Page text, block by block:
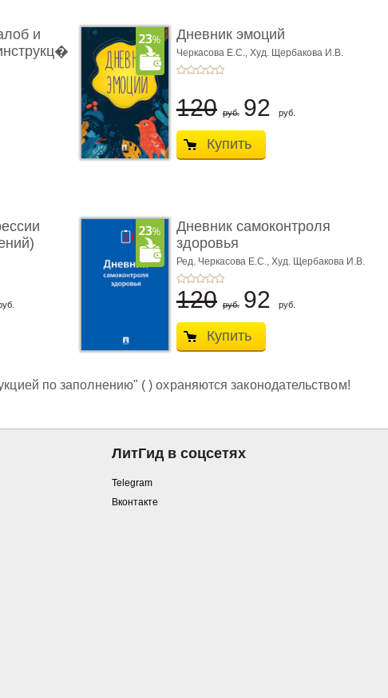
и
Дневник эмоций
Черкасова Е.С., Худ. Щербакова И.В.
120 руб. 92 руб.
Купить
Дневник самоконтроля
здоровья
Ред. Черкасова Е.С., Худ. Щербакова И.В.
120 руб. 92 руб.
Купить
по заполнению" ( ) охраняются законодательством!
ЛитГид в соцсетях
Telegram
Вконтакте